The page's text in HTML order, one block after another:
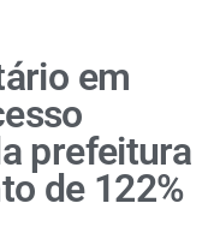
em
prefeitura
de 122%